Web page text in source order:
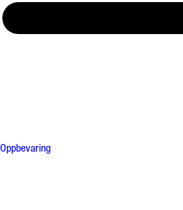
Oppbevaring